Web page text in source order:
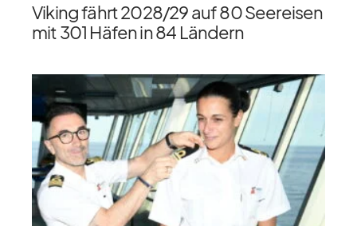
Viking fährt 2028/​29 auf 80 Seereisen
mit 301 Häfen in 84 Ländern